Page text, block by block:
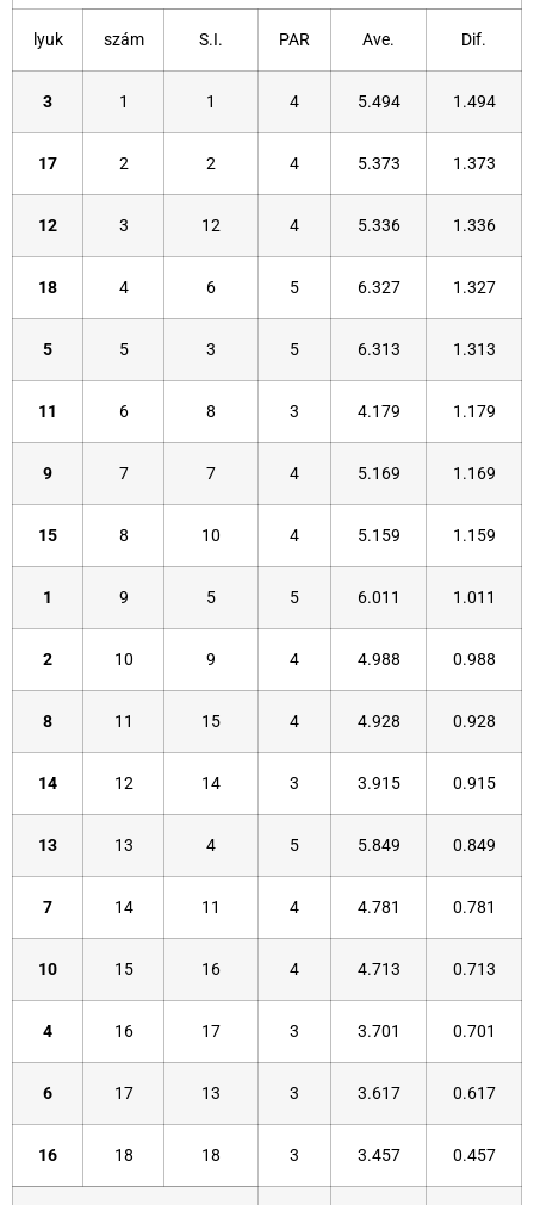
lyuk szám S.I. PAR Ave. Dif.
3 1 1 4 5.494 1.494
17 2 2 4 5.373 1.373
12 3 12 4 5.336 1.336
18 4 6 5 6.327 1.327
5 5 3 5 6.313 1.313
11 6 8 3 4.179 1.179
9 7 7 4 5.169 1.169
15 8 10 4 5.159 1.159
1 9 5 5 6.011 1.011
2 10 9 4 4.988 0.988
8 11 15 4 4.928 0.928
14 12 14 3 3.915 0.915
13 13 4 5 5.849 0.849
7 14 11 4 4.781 0.781
10 15 16 4 4.713 0.713
4 16 17 3 3.701 0.701
6 17 13 3 3.617 0.617
16 18 18 3 3.457 0.457